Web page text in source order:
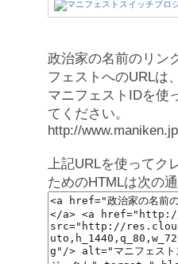
政治家の名前のリン
フェストへのURLは、
マニフェストIDを使
てください。
http://
上記URLを使ってク
ためのHTMLは次の通